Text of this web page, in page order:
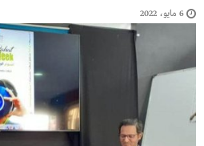
6 مايو، 2022